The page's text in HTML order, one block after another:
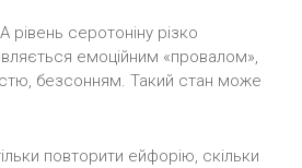
рівень серотоніну різко
емоційним «провалом»,
безсонням. Такий стан може
повторити ейфорію, скільки